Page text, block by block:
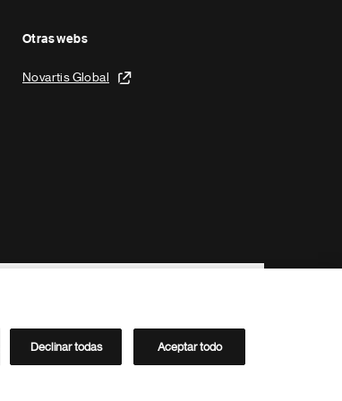
Otras webs
Novartis Global
Directorio de Novartis
Declinar todas Aceptar todo